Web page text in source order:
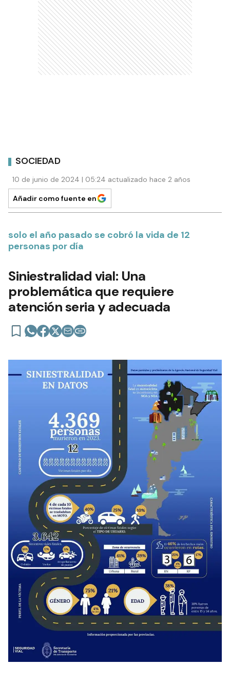
SOCIEDAD
10 de junio de 2024 | 05:24 actualizado hace 2 años
Añadir como fuente en
solo el año pasado se cobró la vida de 12
personas por día
Siniestralidad vial: Una
problemática que requiere
atención seria y adecuada